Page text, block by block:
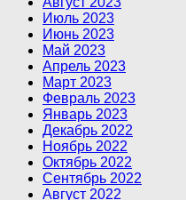
Июль 2023
Июнь 2023
Май 2023
Апрель 2023
Март 2023
Февраль 2023
Январь 2023
Декабрь 2022
Ноябрь 2022
Октябрь 2022
Сентябрь 2022
Август 2022